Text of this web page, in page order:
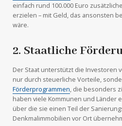
einfach rund 100.000 Euro
erzielen – mit Geld, das ansonsten
wäre.
2. Staatliche
Der Staat unterstützt die Investoren
nur durch steuerliche Vorteile,
Förderprogrammen, die besonders
haben viele Kommunen und Länder
über die sie einen Teil der
Denkmalimmobilien vor Ort